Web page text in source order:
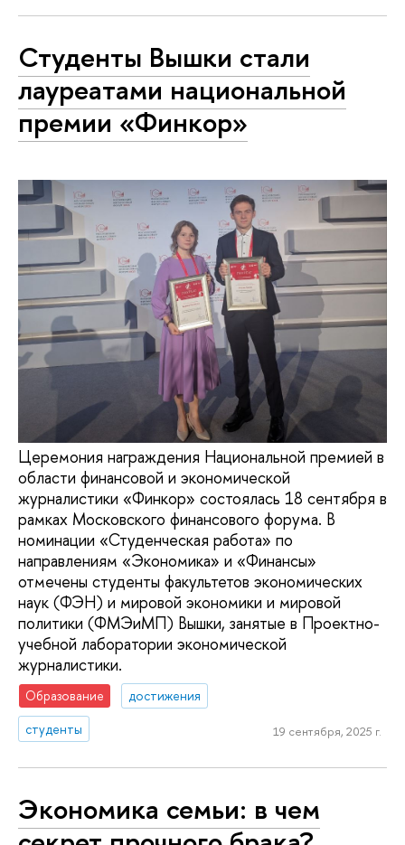
Студенты Вышки стали
лауреатами национальной
премии «Финкор»
Церемония награждения Национальной премией в
области финансовой и экономической
журналистики «Финкор» состоялась 18 сентября в
рамках Московского финансового форума. В
номинации «Студенческая работа» по
направлениям «Экономика» и «Финансы»
отмечены студенты факультетов экономических
наук (ФЭН) и мировой экономики и мировой
политики (ФМЭиМП) Вышки, занятые в Проектно-
учебной лаборатории экономической
журналистики.
Образование
достижения
студенты
19 сентября, 2025 г.
Экономика семьи: в чем